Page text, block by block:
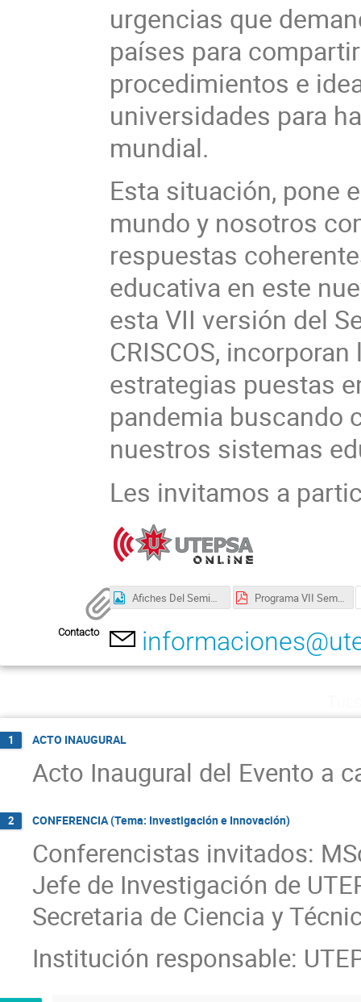
urgencias que
países para
procedimientos e
universidades para
mundial.
Esta situación, pone
mundo y nosotros
respuestas
educativa en este
esta VII versión del
CRISCOS,
estrategias puestas
pandemia buscando
nuestros sistemas
Les invitamos a
Afiches Del Seminario.jpg Programa VII Seminario.pdf
Contacto
1 ACTO INAUGURAL
Acto Inaugural del Evento a
2 CONFERENCIA (Tema: Investigación e Innovación)
Conferencistas invitados:
Jefe de Investigación de
Secretaria de Ciencia y
Institución responsable: